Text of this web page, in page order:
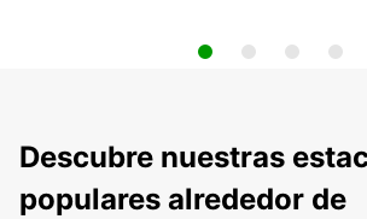
Descubre nuestras
populares alrededor de